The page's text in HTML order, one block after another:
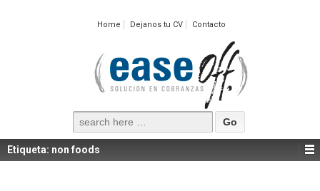
Home Dejanos tu CV Contacto
Search
for:
Etiqueta: non foods